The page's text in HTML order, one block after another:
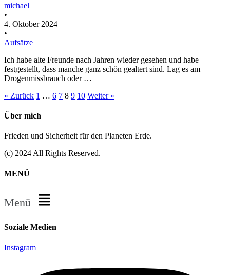
michael
•
4. Oktober 2024
•
Aufsätze
Ich habe alte Freunde nach Jahren wieder gesehen und habe
festgestellt, dass manche ganz schön gealtert sind. Lag es am
Drogenmissbrauch oder …
« Zurück 1 … 6 7 8 9 10 Weiter »
Über mich
Frieden und Sicherheit für den Planeten Erde.
(c) 2024 All Rights Reserved.
MENÜ
Menü
Soziale Medien
Instagram